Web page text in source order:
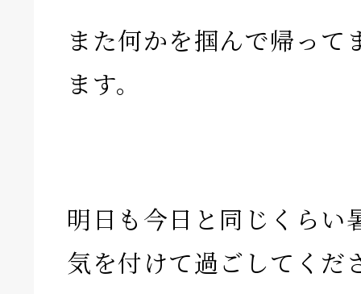
また何かを掴んで帰って
ます。
明日も今日と同じくらい
気を付けて過ごしてくだ